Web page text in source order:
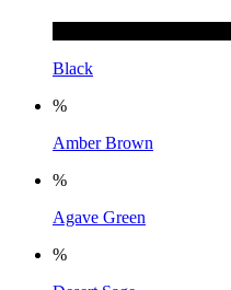
Black
%
Amber Brown
%
Agave Green
%